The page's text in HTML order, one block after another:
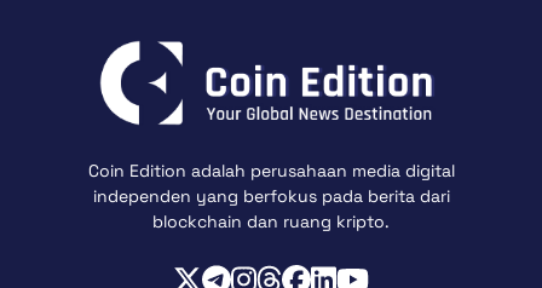
Coin Edition adalah perusahaan media digital
independen yang berfokus pada berita dari
blockchain dan ruang kripto.